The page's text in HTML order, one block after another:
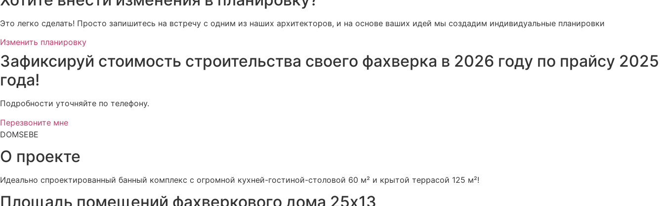
Это легко сделать! Просто запишитесь на встречу с одним из наших архитекторов, и на основе ваших идей мы создадим индивидуальные планировки
Изменить планировку
Зафиксируй стоимость строительства своего фахверка в 2026 году по прайсу 2025
года!
Подробности уточняйте по телефону.
Перезвоните мне
DOMSEBE
О проекте
Идеально спроектированный банный комплекс с огромной кухней-гостиной-столовой 60 м² и крытой террасой 125 м²!
Площадь помещений фахверкового дома 25х13